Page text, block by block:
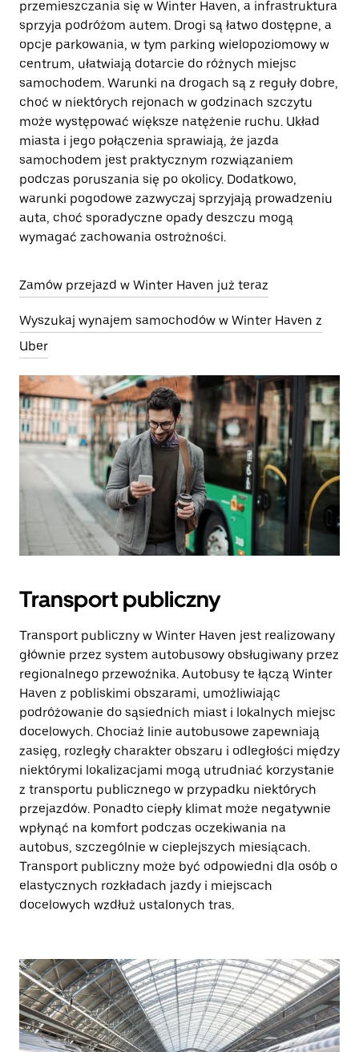
przemieszczania się w Winter Haven, a infrastruktura
sprzyja podróżom autem. Drogi są łatwo dostępne, a
opcje parkowania, w tym parking wielopoziomowy w
centrum, ułatwiają dotarcie do różnych miejsc
samochodem. Warunki na drogach są z reguły dobre,
choć w niektórych rejonach w godzinach szczytu
może występować większe natężenie ruchu. Układ
miasta i jego połączenia sprawiają, że jazda
samochodem jest praktycznym rozwiązaniem
podczas poruszania się po okolicy. Dodatkowo,
warunki pogodowe zazwyczaj sprzyjają prowadzeniu
auta, choć sporadyczne opady deszczu mogą
wymagać zachowania ostrożności.
Zamów przejazd w Winter Haven już teraz
Wyszukaj wynajem samochodów w Winter Haven z
Uber
Transport publiczny
Transport publiczny w Winter Haven jest realizowany
głównie przez system autobusowy obsługiwany przez
regionalnego przewoźnika. Autobusy te łączą Winter
Haven z pobliskimi obszarami, umożliwiając
podróżowanie do sąsiednich miast i lokalnych miejsc
docelowych. Chociaż linie autobusowe zapewniają
zasięg, rozległy charakter obszaru i odległości między
niektórymi lokalizacjami mogą utrudniać korzystanie
z transportu publicznego w przypadku niektórych
przejazdów. Ponadto ciepły klimat może negatywnie
wpłynąć na komfort podczas oczekiwania na
autobus, szczególnie w cieplejszych miesiącach.
Transport publiczny może być odpowiedni dla osób o
elastycznych rozkładach jazdy i miejscach
docelowych wzdłuż ustalonych tras.